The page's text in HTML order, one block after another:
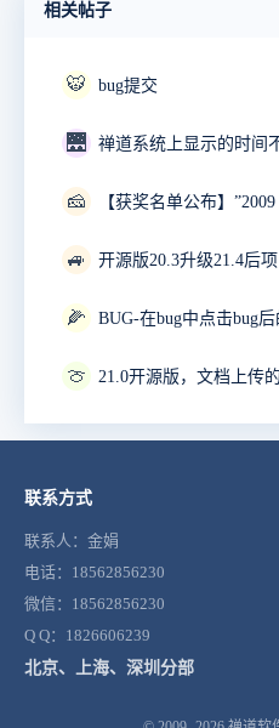
相关帖子
🐯 bug提交
🌉 禅道系统上显示的时间
🧀
🚙 开源版20.3升级21.4后
🌽
🍈 21.0开源版，文档上传
联系方式
联系人：金娟
电话：18562856230
微信：18562856230
Q Q：1826606239
北京、上海、深圳分部